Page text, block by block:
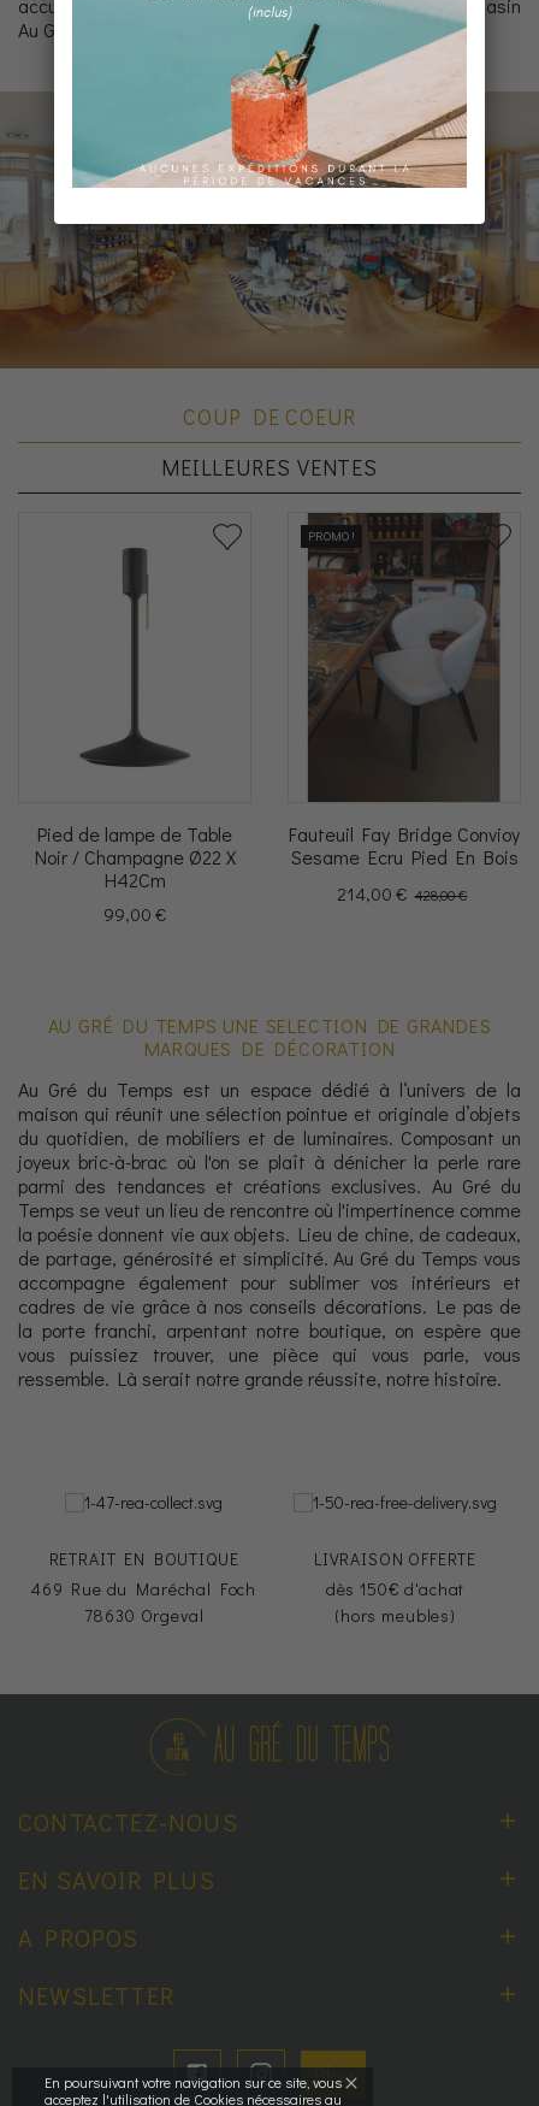
accueillir lors de votre prochaine visite dans votre magasin
Au Gré Du Temps.
COUP DE COEUR
MEILLEURES VENTES
Pied de lampe de Table
Noir / Champagne Ø22 X
H42Cm
Prix
99,00 €
PROMO !
Fauteuil Fay Bridge Convioy
Sesame Ecru Pied En Bois
Prix
214,00 € Prix de base
428,00 €
AU GRÉ DU TEMPS UNE SELECTION DE GRANDES
MARQUES DE DÉCORATION
Au Gré du Temps est un espace dédié à l‘univers de la
maison qui réunit une sélection pointue et originale d’objets
du quotidien, de mobiliers et de luminaires. Composant un
joyeux bric-à-brac où l'on se plaît à dénicher la perle rare
parmi des tendances et créations exclusives. Au Gré du
Temps se veut un lieu de rencontre où l'impertinence comme
la poésie donnent vie aux objets. Lieu de chine, de cadeaux,
de partage, générosité et simplicité. Au Gré du Temps vous
accompagne également pour sublimer vos intérieurs et
cadres de vie grâce à nos conseils décorations. Le pas de
la porte franchi, arpentant notre boutique, on espère que
vous puissiez trouver, une pièce qui vous parle, vous
ressemble. Là serait notre grande réussite, notre histoire.
RETRAIT EN BOUTIQUE
469 Rue du Maréchal Foch
78630 Orgeval
LIVRAISON OFFERTE
dès 150€ d'achat
(hors meubles)
CONTACTEZ-NOUS
EN SAVOIR PLUS
A PROPOS
NEWSLETTER
Blog
En poursuivant votre navigation sur ce site, vous
acceptez l'utilisation de Cookies nécessaires au